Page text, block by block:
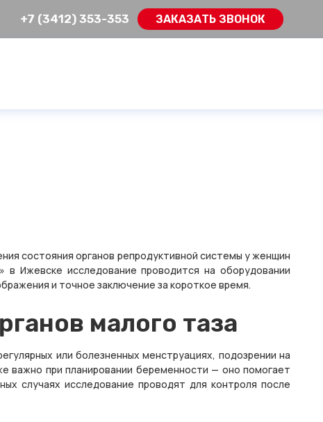
+7 (3412) 353-353 ЗАКАЗАТЬ ЗВОНОК
состояния органов репродуктивной системы у женщин
Ижевске исследование проводится на оборудовании
и точное заключение за короткое время.
малого таза
или болезненных менструациях, подозрении на
важно при планировании беременности — оно помогает
случаях исследование проводят для контроля после